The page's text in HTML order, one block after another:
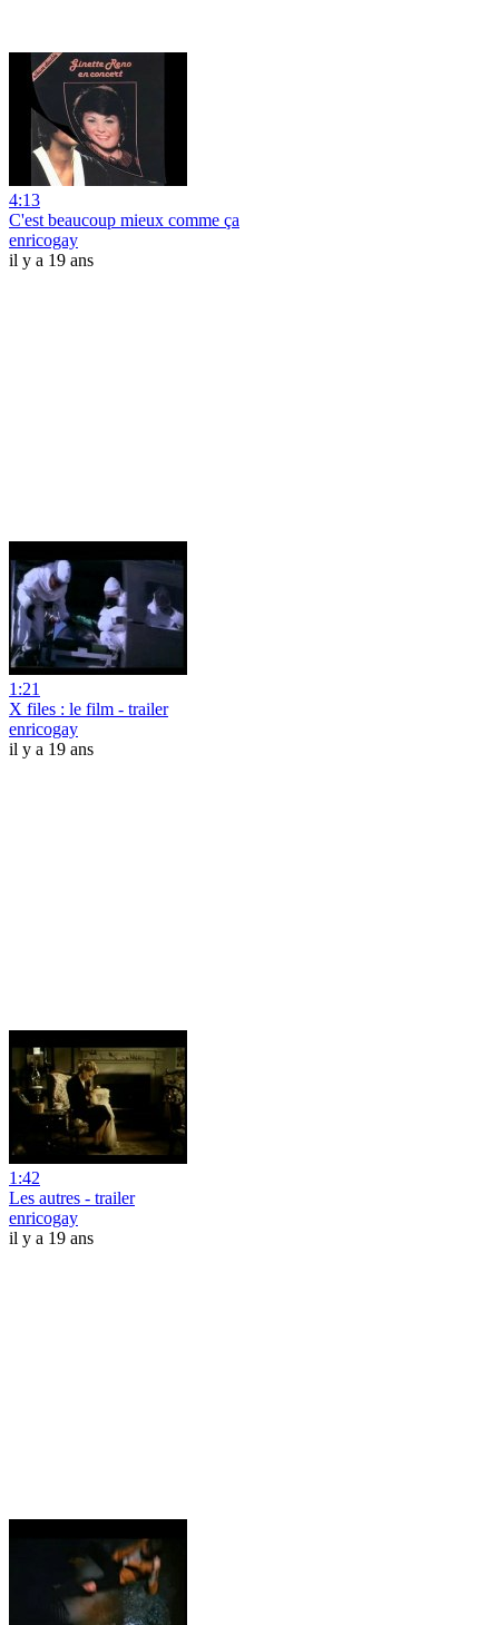
4:13
C'est beaucoup mieux comme ça
enricogay
il y a 19 ans
1:21
X files : le film - trailer
enricogay
il y a 19 ans
1:42
Les autres - trailer
enricogay
il y a 19 ans